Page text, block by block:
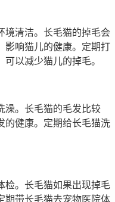
境清洁。长毛猫的掉毛会
影响猫儿的健康。定期打
以减少猫儿的掉毛。
澡。长毛猫的毛发比较
的健康。定期给长毛猫洗
检。长毛猫如果出现掉毛
期带长毛猫去宠物医院体